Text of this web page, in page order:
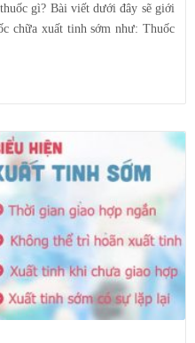
gì? Bài viết dưới đây sẽ giới
chữa xuất tinh sớm như: Thuốc